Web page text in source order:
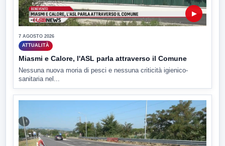
▶
7 AGOSTO 2026
ATTUALITÀ
Miasmi e Calore, l'ASL parla attraverso il Comune
Nessuna nuova moria di pesci e nessuna criticità igienico-
sanitaria nel...